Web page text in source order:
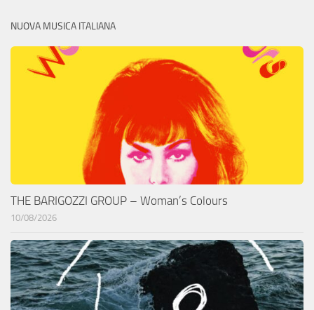
NUOVA MUSICA ITALIANA
THE BARIGOZZI GROUP – Woman’s Colours
10/08/2026